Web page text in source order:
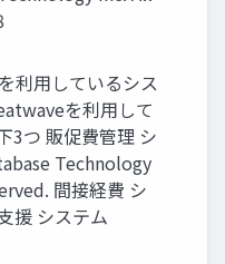
利用しているシス
を利用して
3つ 販促費管理 シ
Technology
間接経費 シ
援 システム